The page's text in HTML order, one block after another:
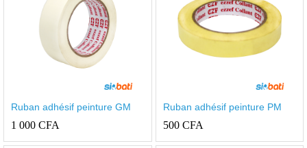
Ruban adhésif peinture GM
1 000 CFA
Ruban adhésif peinture PM
500 CFA